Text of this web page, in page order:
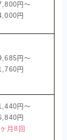
円〜
円
円〜
円
円〜
円
月8回